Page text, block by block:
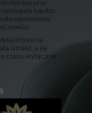
przy
bardzo
zawiści.
kłótni na
istnieć, a jej
czasu wyłącznie